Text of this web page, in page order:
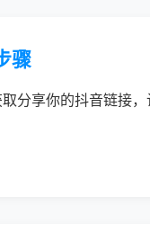
骤
分享你的抖音链接